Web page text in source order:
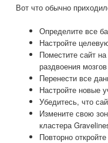
Вот что обычно
Определите все
Настройте
Поместите сайт
раздвоения мозгов
Перенести все
Настройте новые
Убедитесь, что
Измените свою
кластера
Повторно